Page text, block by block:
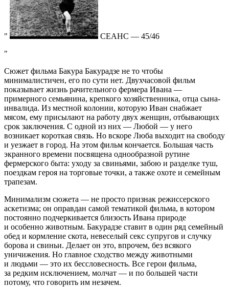
СЕАНС — 45/46
Сюжет фильма Бакура Бакурадзе не то чтобы
минималистичен, его по сути нет. Двухчасовой фильм
показывает жизнь рачительного фермера Ивана —
примерного семьянина, крепкого хозяйственника, отца сына-
инвалида. Из местной колонии, которую Иван снабжает
мясом, ему присылают на работу двух женщин, отбывающих
срок заключения. С одной из них — Любой — у него
возникает короткая связь. Но вскоре Люба выходит на свободу
и уезжает в город. На этом фильм кончается. Большая часть
экранного времени посвящена однообразной рутине
фермерского быта: уходу за свиньями, забою и разделке туш,
поездкам героя на торговые точки, а также охоте и семейным
трапезам.
Минимализм сюжета — не просто признак режиссерского
аскетизма; он оправдан самой тематикой фильма, в котором
постоянно подчеркивается близость Ивана природе
и особенно животным. Бакурадзе ставит в один ряд семейный
обед и кормление скота, невеселый секс супругов и случку
борова и свиньи. Делает он это, впрочем, без всякого
уничижения. Но главное сходство между животными
и людьми — это их бессловесность. Все герои фильма,
за редким исключением, молчат — и по большей части
потому, что говорить им незачем.